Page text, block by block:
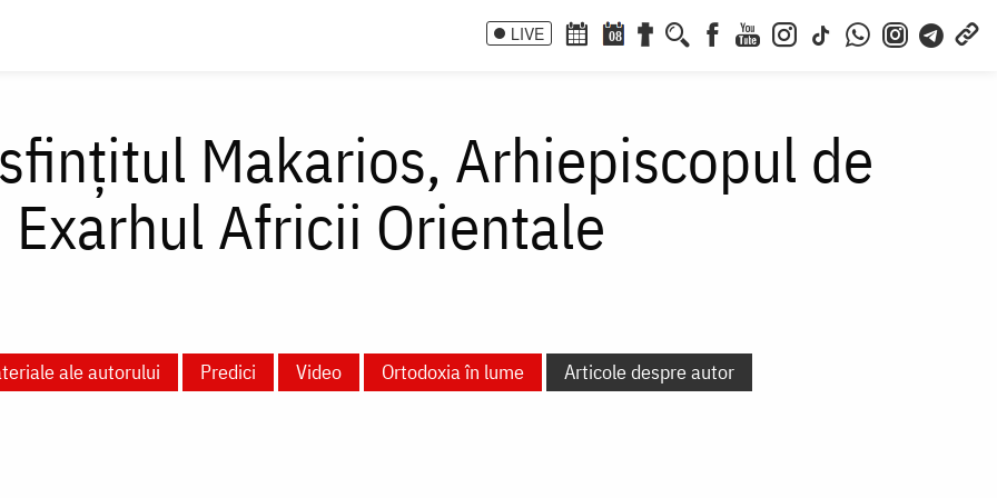
LIVE 08
Makarios, Arhiepiscopul de
Africii Orientale
ale autorului Predici Video Ortodoxia în lume Articole despre autor